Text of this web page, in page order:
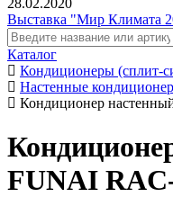
28.02.2020
Выставка "Мир Климата
Каталог
Кондиционеры (сплит-
Настенные
Кондиционер
FUNAI